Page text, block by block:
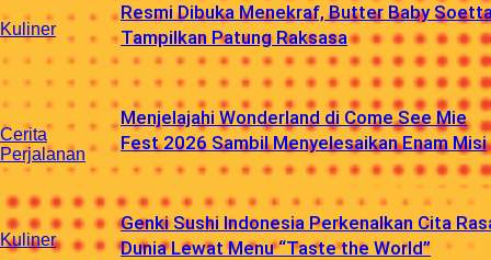
Kuliner
Resmi Dibuka Menekraf, Butter Baby
Tampilkan Patung Raksasa
Cerita
Perjalanan
Menjelajahi Wonderland di Come See Mie
Fest 2026 Sambil Menyelesaikan Enam Misi
Kuliner
Genki Sushi Indonesia Perkenalkan Cita
Dunia Lewat Menu “Taste the World”